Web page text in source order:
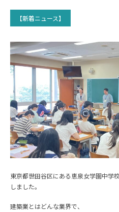
【新着ニュース】
東京都世田谷区にある恵泉女学園中学
しました。
建築業とはどんな業界で、